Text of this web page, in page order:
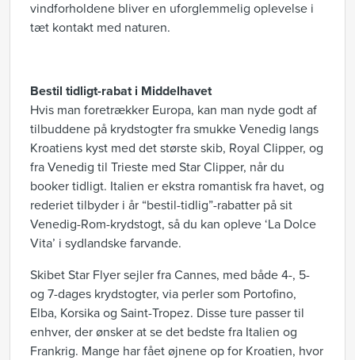
vindforholdene bliver en uforglemmelig oplevelse i
tæt kontakt med naturen.
Bestil tidligt-rabat i Middelhavet
Hvis man foretrækker Europa, kan man nyde godt af
tilbuddene på krydstogter fra smukke Venedig langs
Kroatiens kyst med det største skib, Royal Clipper, og
fra Venedig til Trieste med Star Clipper, når du
booker tidligt. Italien er ekstra romantisk fra havet, og
rederiet tilbyder i år “bestil-tidlig”-rabatter på sit
Venedig-Rom-krydstogt, så du kan opleve ‘La Dolce
Vita’ i sydlandske farvande.
Skibet Star Flyer sejler fra Cannes, med både 4-, 5-
og 7-dages krydstogter, via perler som Portofino,
Elba, Korsika og Saint-Tropez. Disse ture passer til
enhver, der ønsker at se det bedste fra Italien og
Frankrig. Mange har fået øjnene op for Kroatien, hvor